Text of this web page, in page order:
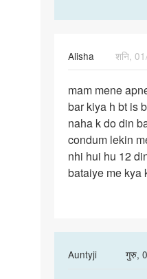
Alisha
शनि,
mam
mene
apne
bf
k
sath
mam mene
bar kiya h bt is
naha k do din
condum lekin
nhi hui hu 12
bataiye me kya
Auntyji
गुरु,
In